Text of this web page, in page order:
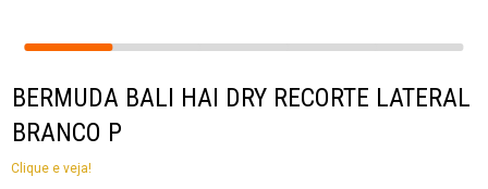
BERMUDA BALI HAI DRY RECORTE LATERAL
BRANCO P
Clique e veja!